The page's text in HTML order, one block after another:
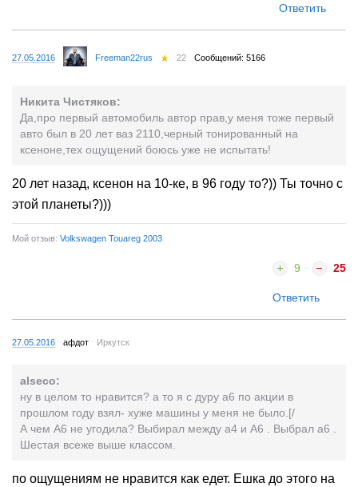
Ответить
27.05.2016 Freeman22rus 22 Сообщений: 5166
Никита Чистяков:
Да,про первый автомобиль автор прав,у меня тоже первый
авто был в 20 лет ваз 2110,черный тонированный на
ксеноне,тех ощущений боюсь уже не испытать!
20 лет назад, ксенон на 10-ке, в 96 году то?)) Ты точно с
этой планеты?)))
Мой отзыв: Volkswagen Touareg 2003
9 25
Ответить
27.05.2016 афдот Иркутск
alseco:
ну в целом то нравится? а то я с дуру а6 по акции в
прошлом году взял- хуже машины у меня не было.[/
А чем А6 не угодила? Выбирал между а4 и А6 . Выбрал а6 .
Шестая всеже выше классом.
по ощущениям не нравится как едет. Ешка до этого на